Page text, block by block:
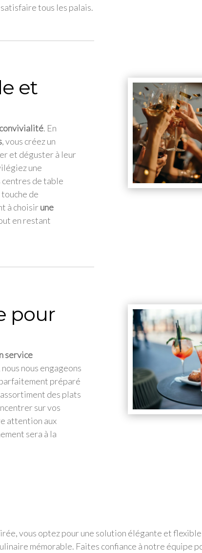
satisfaire tous les palais.
et
. En
, vous créez un
et déguster à leur
une
centres de table
de
à choisirune
en restant
pour
service
nous engageons
préparé
des plats
sur vos
attention aux
sera à la
vous optez pour une solution élégante et
mémorable. Faites confiance à notre équipe